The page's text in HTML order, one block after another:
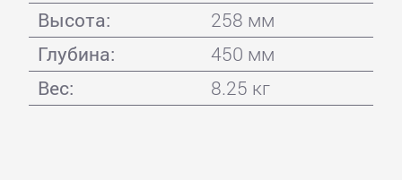
Высота:
258 мм
Глубина:
450 мм
Вес:
8.25 кг